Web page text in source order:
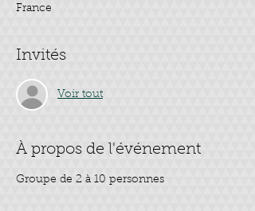
France
Invités
Voir tout
À propos de l'événement
Groupe de 2 à 10 personnes